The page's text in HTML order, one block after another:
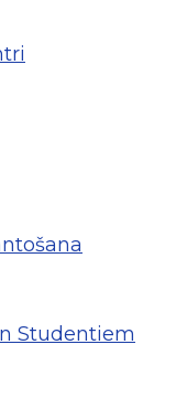
Studentiem